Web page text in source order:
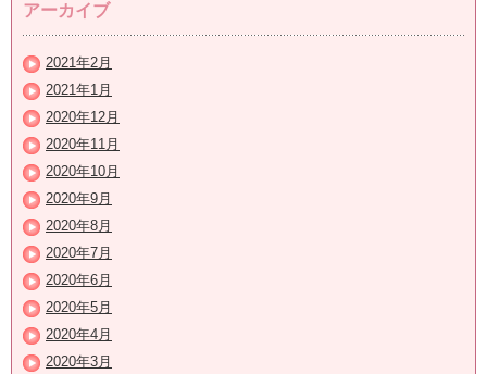
アーカイブ
2021年2月
2021年1月
2020年12月
2020年11月
2020年10月
2020年9月
2020年8月
2020年7月
2020年6月
2020年5月
2020年4月
2020年3月